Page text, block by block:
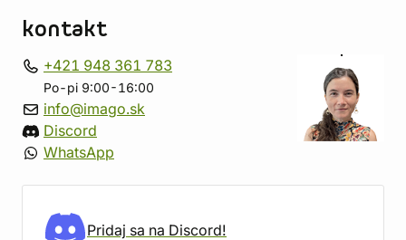
kontakt
+421 948 361 783
Po-pi 9:00-16:00
info@imago.sk
Discord
WhatsApp
Pridaj sa na Discord!